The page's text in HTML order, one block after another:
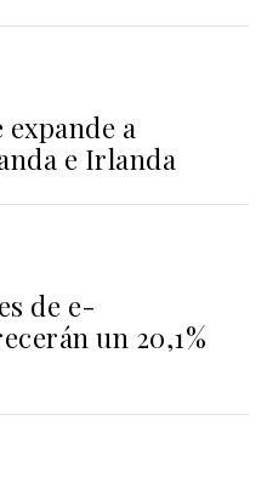
a
e Irlanda
de e-
un 20,1%